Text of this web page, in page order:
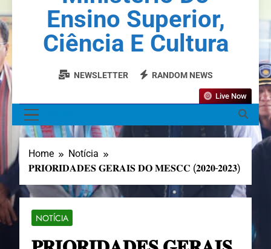
Ensino Superior,
Ciência E Cultura
NEWSLETTER RANDOM NEWS
Live Now
Home
Notícia
𝐏𝐑𝐈𝐎𝐑𝐈𝐃𝐀𝐃𝐄𝐒 𝐆𝐄𝐑𝐀𝐈𝐒 𝐃𝐎 𝐌𝐄𝐒𝐂𝐂 (𝟐𝟎𝟐𝟎-𝟐𝟎𝟐𝟑)
NOTÍCIA